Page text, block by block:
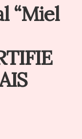
“Miel